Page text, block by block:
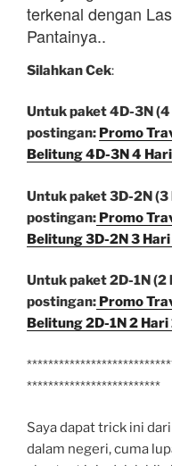
terkenal dengan
Pantainya..
Silahkan Cek:
Untuk paket 4D-3N
postingan: Promo
Belitung 4D-3N 4
Untuk paket 3D-2N
postingan: Promo
Belitung 3D-2N 3
Untuk paket 2D-1N (2
postingan: Promo
Belitung 2D-1N 2 Hari
*************************
Saya dapat trick ini
dalam negeri, cuma